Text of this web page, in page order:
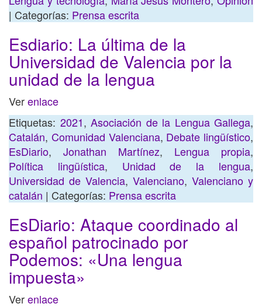
| Categorías: Prensa escrita
Esdiario: La última de la
Universidad de Valencia por la
unidad de la lengua
Verenlace
Etiquetas: 2021, Asociación de la Lengua Gallega,
Catalán, Comunidad Valenciana, Debate lingüístico,
EsDiario, Jonathan Martínez, Lengua propia,
Política lingüística, Unidad de la lengua,
Universidad de Valencia, Valenciano, Valenciano y
catalán | Categorías: Prensa escrita
EsDiario: Ataque coordinado al
español patrocinado por
Podemos: «Una lengua
impuesta»
Verenlace